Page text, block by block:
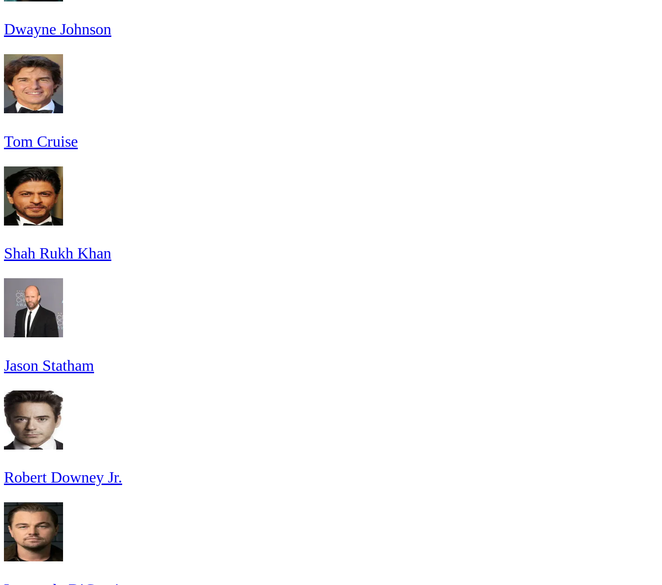
Dwayne Johnson
Tom Cruise
Shah Rukh Khan
Jason Statham
Robert Downey Jr.